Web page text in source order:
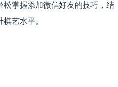
松掌握添加微信好友的技巧，结
艺水平。